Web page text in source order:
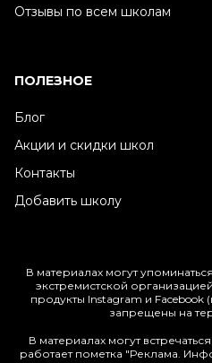
Отзывы по всем школам
ПОЛЕЗНОЕ
Блог
Акции и скидки школ
Контакты
Добавить школу
В материалах могут
экстремистской
продукты Instagram и Facebook
запрещены на
В материалах могут
работает пометка "Реклама.